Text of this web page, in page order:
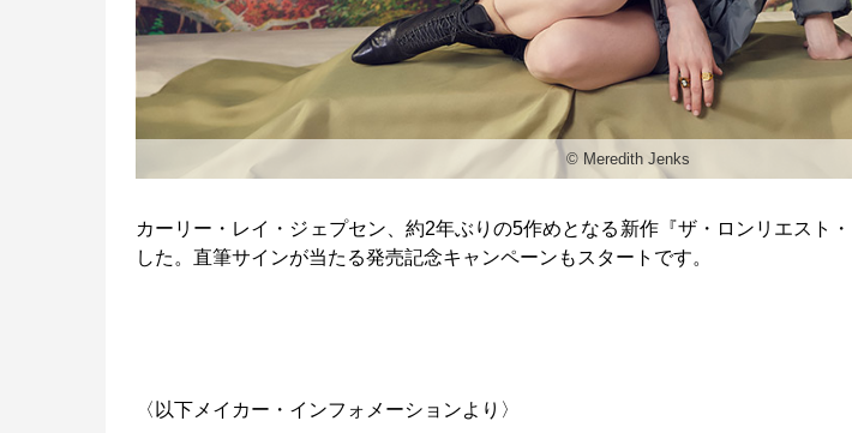
©︎ Meredith Jenks
カーリー・レイ・ジェプセン、約2年ぶりの5作めとなる新作『ザ・ロンリエスト
した。直筆サインが当たる発売記念キャンペーンもスタートです。
〈以下メイカー・インフォメーションより〉